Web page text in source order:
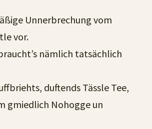
Unnerbrechung vom
vor.
nämlich tatsächlich
duftends Tässle Tee,
gmiedlich Nohogge un